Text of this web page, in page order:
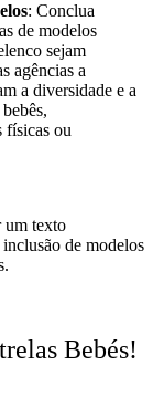
: Conclua
de modelos
sejam
agências a
a diversidade e a
físicas ou
um texto
de modelos
Bebés!